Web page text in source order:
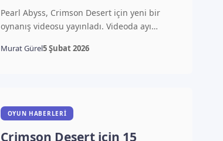
Pearl Abyss, Crimson Desert için yeni bir
oynanış videosu yayınladı. Videoda ayı…
Murat Gürel5 Şubat 2026
OYUN HABERLERI
Crimson Desert için 15